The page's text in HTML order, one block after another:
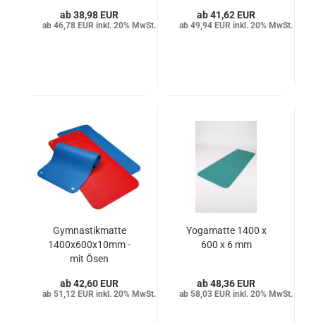
38,98 EUR
46,78 EUR inkl. 20% MwSt.
41,62 EUR
49,94 EUR inkl. 20% MwSt.
Gymnastikmatte
1400x600x10mm -
mit Ösen
42,60 EUR
51,12 EUR inkl. 20% MwSt.
Yogamatte 1400 x
600 x 6 mm
48,36 EUR
58,03 EUR inkl. 20% MwSt.